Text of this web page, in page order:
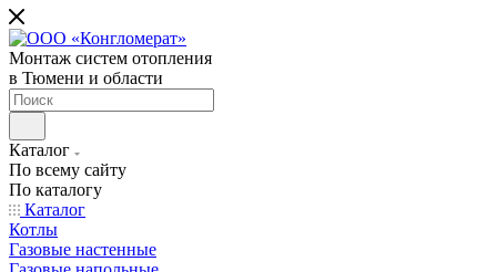
Монтаж систем отопления
в Тюмени и области
Каталог
По всему сайту
По каталогу
Каталог
Котлы
Газовые настенные